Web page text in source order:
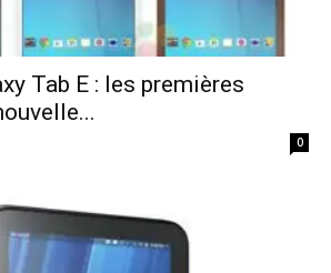
Tab E : les premières
0